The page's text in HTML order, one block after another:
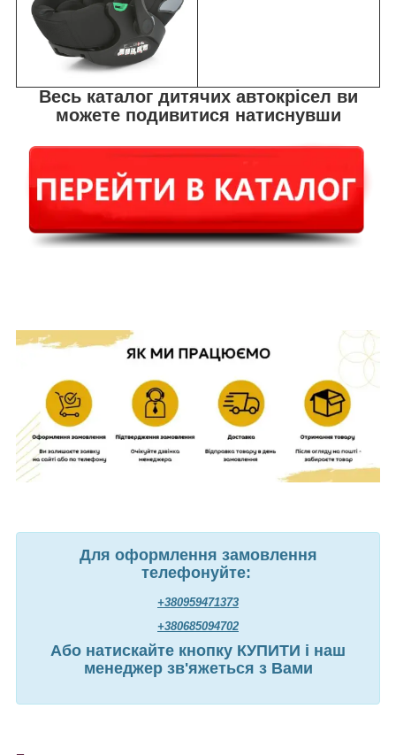
Весь каталог дитячих автокрісел ви
можете подивитися натиснувши
Для оформлення замовлення
телефонуйте:
+380959471373
+380685094702
Або натискайте кнопку КУПИТИ і наш
менеджер зв'яжеться з Вами